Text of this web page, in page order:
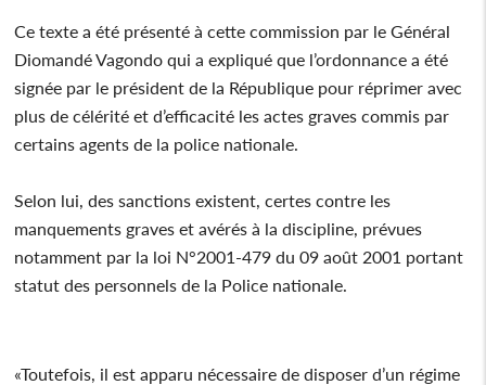
Ce texte a été présenté à cette commission par le Général
Diomandé Vagondo qui a expliqué que l’ordonnance a été
signée par le président de la République pour réprimer avec
plus de célérité et d’efficacité les actes graves commis par
certains agents de la police nationale.
Selon lui, des sanctions existent, certes contre les
manquements graves et avérés à la discipline, prévues
notamment par la loi N°2001-479 du 09 août 2001 portant
statut des personnels de la Police nationale.
«Toutefois, il est apparu nécessaire de disposer d’un régime